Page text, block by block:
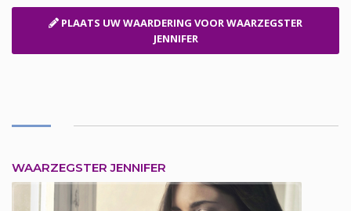
PLAATS UW WAARDERING VOOR WAARZEGSTER
JENNIFER
WAARZEGSTER JENNIFER